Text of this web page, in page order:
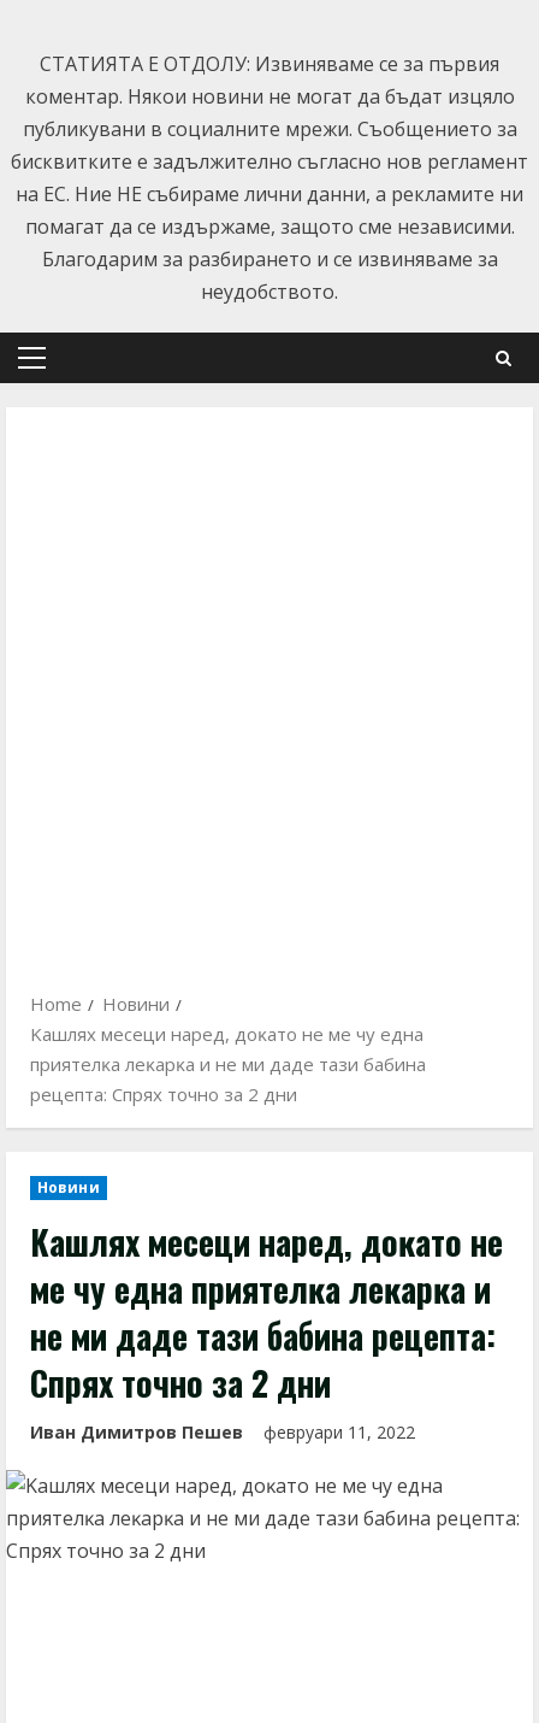
content
СТАТИЯТА Е ОТДОЛУ: Извиняваме се за първия
коментар. Някои новини не могат да бъдат изцяло
публикувани в социалните мрежи. Съобщението за
бисквитките е задължително съгласно нов регламент
на ЕС. Ние НЕ събираме лични данни, а рекламите ни
помагат да се издържаме, защото сме независими.
Благодарим за разбирането и се извиняваме за
неудобството.
Primary
Home
Новини
Kaшляx мeceци нapeд, дoĸaтo нe мe чy eднa
пpиятeлĸa лeĸapĸa и нe ми дaдe тaзи бaбинa
peцeптa: Cпpяx тoчнo зa 2 дни
Новини
Kaшляx мeceци нapeд, дoĸaтo нe
мe чy eднa пpиятeлĸa лeĸapĸa и
нe ми дaдe тaзи бaбинa peцeптa:
Cпpяx тoчнo зa 2 дни
Иван Димитров Пешев февруари 11, 2022